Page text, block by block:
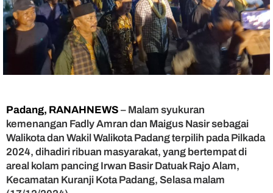
m
e
n
a
n
g
a
a
d
l
y
m
r
Padang, RANAHNEWS – Malam syukuran
kemenangan Fadly Amran dan Maigus Nasir sebagai
Walikota dan Wakil Walikota Padang terpilih pada Pilkada
2024, dihadiri ribuan masyarakat, yang bertempat di
areal kolam pancing Irwan Basir Datuak Rajo Alam,
Kecamatan Kuranji Kota Padang, Selasa malam